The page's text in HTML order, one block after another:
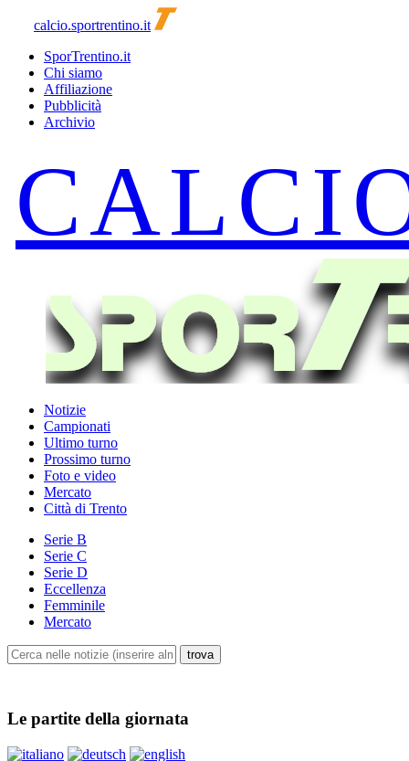
calcio.sportrentino.it
SporTrentino.it
Chi siamo
Affiliazione
Pubblicità
Archivio
Notizie
Campionati
Ultimo turno
Prossimo turno
Foto e video
Mercato
Città di Trento
Serie B
Serie C
Serie D
Eccellenza
Femminile
Mercato
Le partite della giornata